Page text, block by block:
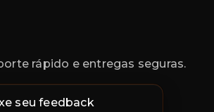
rápido e entregas seguras.
seu feedback